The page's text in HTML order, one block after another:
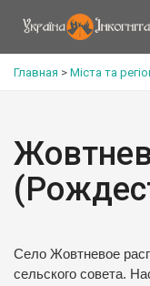
Главная > Міста та
Село Жовтневое
сельского совета.